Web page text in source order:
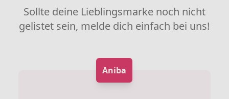
Sollte deine Lieblingsmarke noch nicht
gelistet sein, melde dich einfach bei uns!
Aniba